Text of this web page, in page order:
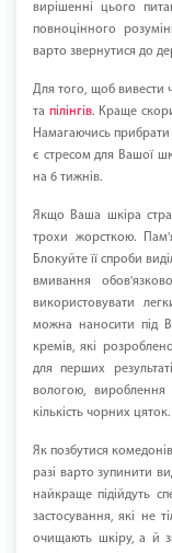
вирішенні цього
повноцінного
варто звернутися до
Для того, щоб вивести
та пілінгів. Краще
Намагаючись
є стресом для Вашої
на 6 тижнів.
Якщо Ваша шкіра
трохи жорсткою.
Блокуйте її спроби
вмивання
використовувати
можна наносити під
кремів, які
для перших
вологою, вироблення
кількість чорних цяток.
Як позбутися
разі варто зупинити
найкраще підійдуть
застосування, які не
очищають шкіру, а й